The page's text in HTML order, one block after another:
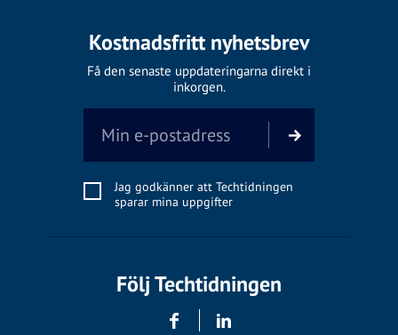
Kostnadsfritt nyhetsbrev
Få den senaste uppdateringarna direkt i
inkorgen.
Jag godkänner att Techtidningen
sparar mina uppgifter
Följ Techtidningen